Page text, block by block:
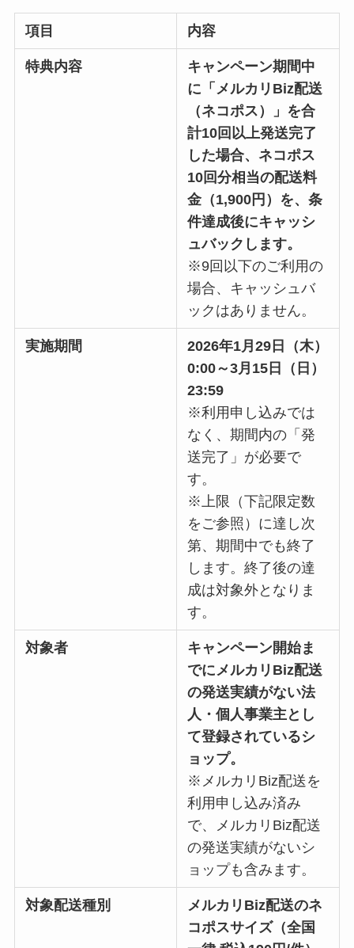
項目 内容
特典内容
キャンペーン期間中
に「メルカリBiz配送
（ネコポス）」を合
計10回以上発送完了
した場合、ネコポス
10回分相当の配送料
金（1,900円）を、条
件達成後にキャッシ
ュバックします。
※9回以下のご利用の
場合、キャッシュバ
ックはありません。
実施期間
2026年1月29日（木）
0:00～3月15日（日）
23:59
※利用申し込みでは
なく、期間内の「発
送完了」が必要で
す。
※上限（下記限定数
をご参照）に達し次
第、期間中でも終了
します。終了後の達
成は対象外となりま
す。
対象者
キャンペーン開始ま
でにメルカリBiz配送
の発送実績がない法
人・個人事業主とし
て登録されているシ
ョップ。
※メルカリBiz配送を
利用申し込み済み
で、メルカリBiz配送
の発送実績がないシ
ョップも含みます。
対象配送種別
メルカリBiz配送のネ
コポスサイズ（全国